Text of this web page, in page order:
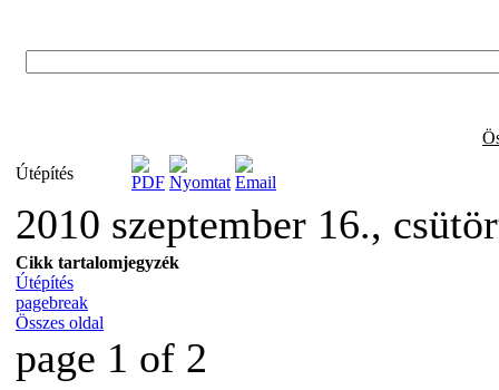
Útépítés
2010 szeptember 16.,
Cikk tartalomjegyzék
Útépítés
pagebreak
Összes oldal
page 1 of 2